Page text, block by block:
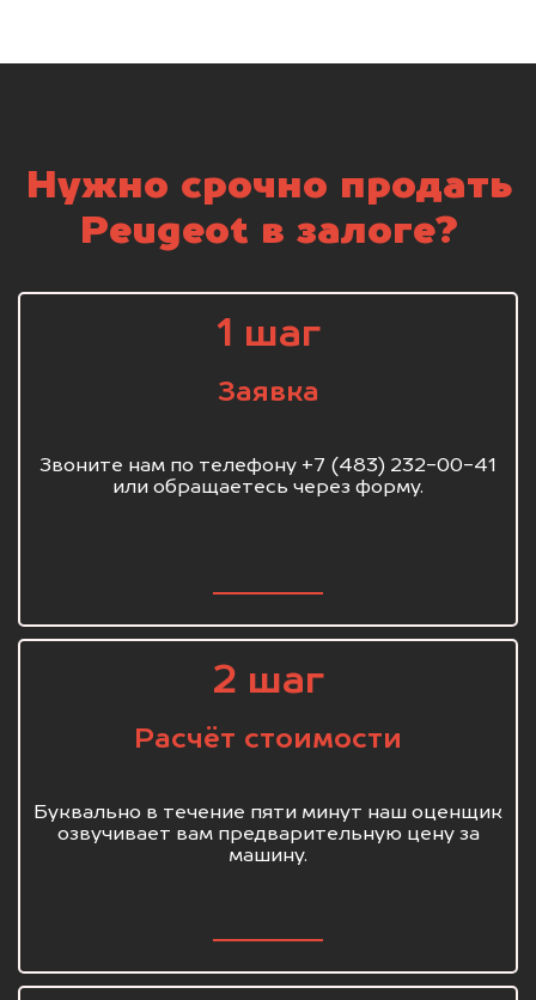
Нужно срочно продать
Peugeot в залоге?
1 шаг
Заявка
Звоните нам по телефону +7 (483) 232-00-41
или обращаетесь через форму.
2 шаг
Расчёт стоимости
Буквально в течение пяти минут наш оценщик
озвучивает вам предварительную цену за
машину.